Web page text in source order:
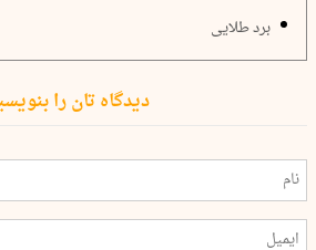
برد طلایی
دیدگاه تان را